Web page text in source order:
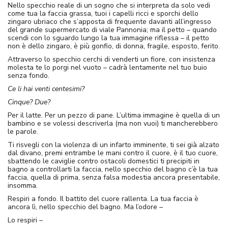
Nello specchio reale di un sogno che si interpreta da solo vedi
come tua la faccia grassa, tuoi i capelli ricci e sporchi dello
zingaro ubriaco che s’apposta di frequente davanti all’ingresso
del grande supermercato di viale Pannonia; ma il petto – quando
scendi con lo sguardo lungo la tua immagine riflessa – il petto
non è dello zingaro, è più gonfio, di donna, fragile, esposto, ferito.
Attraverso lo specchio cerchi di venderti un fiore, con insistenza
molesta te lo porgi nel vuoto – cadrà lentamente nel tuo buio
senza fondo.
Ce li hai venti centesimi?
Cinque? Due?
Per il latte. Per un pezzo di pane. L’ultima immagine è quella di un
bambino e se volessi descriverla (ma non vuoi) ti mancherebbero
le parole.
Ti risvegli con la violenza di un infarto imminente, ti sei già alzato
dal divano, premi entrambe le mani contro il cuore, è il tuo cuore,
sbattendo le caviglie contro ostacoli domestici ti precipiti in
bagno a controllarti la faccia, nello specchio del bagno c’è la tua
faccia, quella di prima, senza falsa modestia ancora presentabile,
insomma.
Respiri a fondo. Il battito del cuore rallenta. La tua faccia è
ancora lì, nello specchio del bagno. Ma l’odore –
Lo respiri –